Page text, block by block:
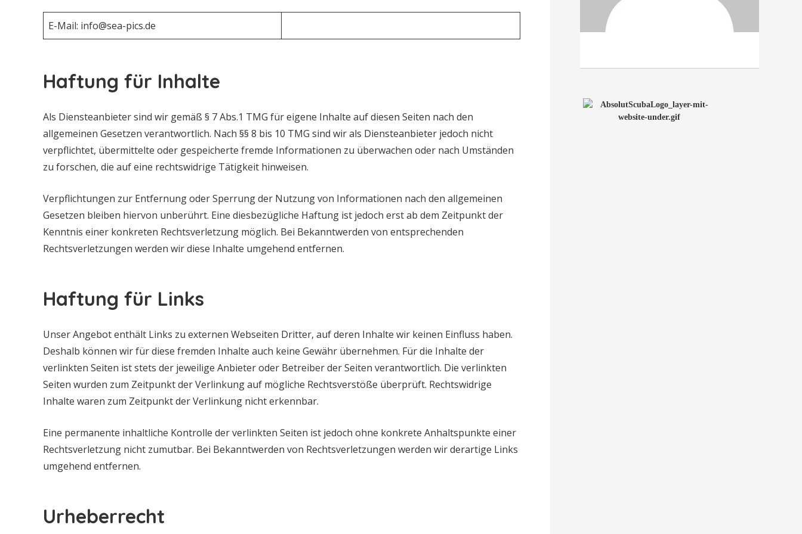
E-Mail: info@sea-pics.de
Haftung für Inhalte
Als Diensteanbieter sind wir gemäß § 7 Abs.1 TMG für eigene Inhalte auf diesen Seiten nach den
allgemeinen Gesetzen verantwortlich. Nach §§ 8 bis 10 TMG sind wir als Diensteanbieter jedoch nicht
verpflichtet, übermittelte oder gespeicherte fremde Informationen zu überwachen oder nach Umständen
zu forschen, die auf eine rechtswidrige Tätigkeit hinweisen.
Verpflichtungen zur Entfernung oder Sperrung der Nutzung von Informationen nach den allgemeinen
Gesetzen bleiben hiervon unberührt. Eine diesbezügliche Haftung ist jedoch erst ab dem Zeitpunkt der
Kenntnis einer konkreten Rechtsverletzung möglich. Bei Bekanntwerden von entsprechenden
Rechtsverletzungen werden wir diese Inhalte umgehend entfernen.
Haftung für Links
Unser Angebot enthält Links zu externen Webseiten Dritter, auf deren Inhalte wir keinen Einfluss haben.
Deshalb können wir für diese fremden Inhalte auch keine Gewähr übernehmen. Für die Inhalte der
verlinkten Seiten ist stets der jeweilige Anbieter oder Betreiber der Seiten verantwortlich. Die verlinkten
Seiten wurden zum Zeitpunkt der Verlinkung auf mögliche Rechtsverstöße überprüft. Rechtswidrige
Inhalte waren zum Zeitpunkt der Verlinkung nicht erkennbar.
Eine permanente inhaltliche Kontrolle der verlinkten Seiten ist jedoch ohne konkrete Anhaltspunkte einer
Rechtsverletzung nicht zumutbar. Bei Bekanntwerden von Rechtsverletzungen werden wir derartige Links
umgehend entfernen.
Urheberrecht